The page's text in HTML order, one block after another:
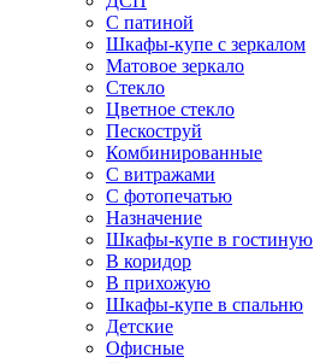
С патиной
Шкафы-купе с зеркалом
Матовое зеркало
Стекло
Цветное стекло
Пескоструй
Комбинированные
С витражами
С фотопечатью
Назначение
Шкафы-купе в гостиную
В коридор
В прихожую
Шкафы-купе в спальню
Детские
Офисные